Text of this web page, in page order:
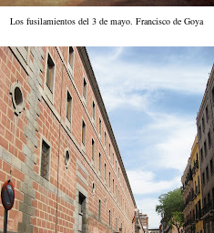
Los fusilamientos del 3 de mayo. Francisco de Goya